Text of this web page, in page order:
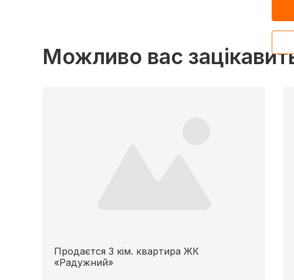
Можливо вас
Продаєтся 3 кім. квартира ЖК
«Радужний»